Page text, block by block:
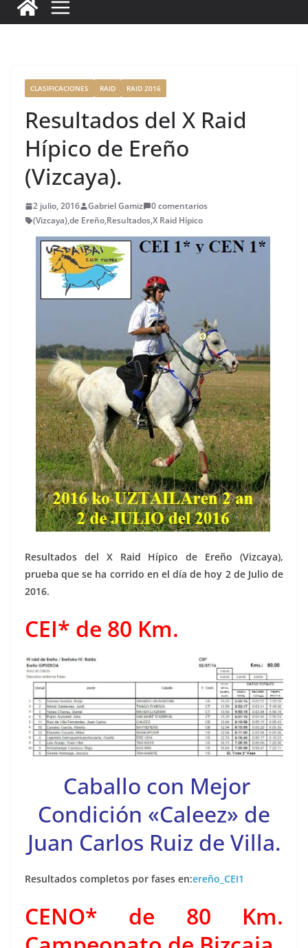
e
o
k
te l e l re p
CLASIFICACIONES RAID RAID 2016
Resultados del X Raid
Hípico de Ereño
(Vizcaya).
2 julio, 2016 Gabriel Gamiz
0 comentarios
(Vizcaya),de Ereño,Resultados,X Raid Hípico
Resultados del X Raid Hípico de Ereño (Vizcaya),
prueba que se ha corrido en el día de hoy 2 de Julio de
2016.
CEI* de 80 Km.
Caballo con Mejor
Condición «Caleez» de
Juan Carlos Ruiz de Villa.
Resultados completos por fases en:ereño_CEI1
CENO* de 80 Km.